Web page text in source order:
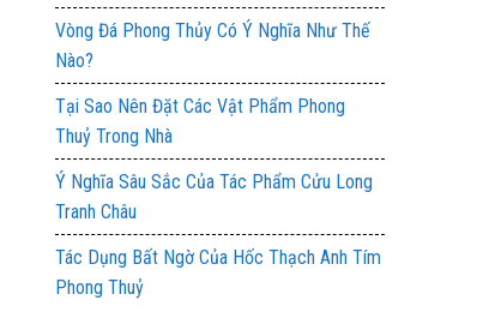
Vòng Đá Phong Thủy Có Ý Nghĩa Như Thế
Nào?
Tại Sao Nên Đặt Các Vật Phẩm Phong
Thuỷ Trong Nhà
Ý Nghĩa Sâu Sắc Của Tác Phẩm Cửu Long
Tranh Châu
Tác Dụng Bất Ngờ Của Hốc Thạch Anh Tím
Phong Thuỷ